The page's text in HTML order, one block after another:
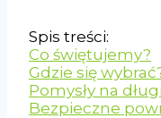
Spis treści:
Co świętujemy?
Gdzie się
Pomysły na
Bezpieczne